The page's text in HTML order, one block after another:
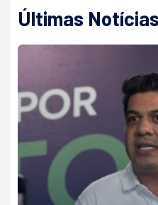
Últimas Notícias